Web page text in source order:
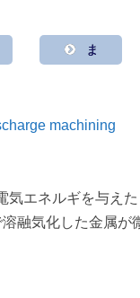
ま
machining
エネルギを与え
融気化した金属が